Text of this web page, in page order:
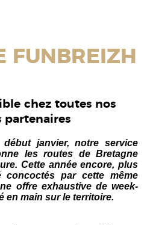
FUNBREIZH
chez toutes nos
partenaires
début janvier, notre service
les routes de Bretagne
Cette année encore, plus
par cette même
offre exhaustive de week-
en main sur le territoire.